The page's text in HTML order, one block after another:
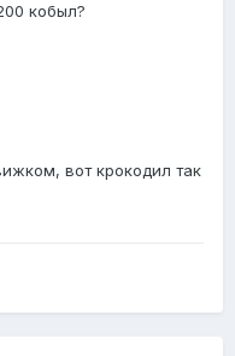
кобыл?
вот крокодил так